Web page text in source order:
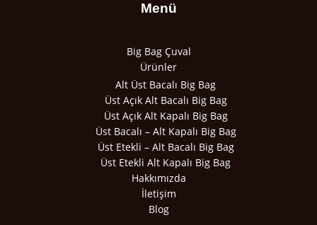
Menü
Big Bag Çuval
Ürünler
Alt Üst Bacalı Big Bag
Üst Açık Alt Bacalı Big Bag
Üst Açık Alt Kapalı Big Bag
Üst Bacalı – Alt Kapalı Big Bag
Üst Etekli – Alt Bacalı Big Bag
Üst Etekli Alt Kapalı Big Bag
Hakkımızda
İletişim
Blog